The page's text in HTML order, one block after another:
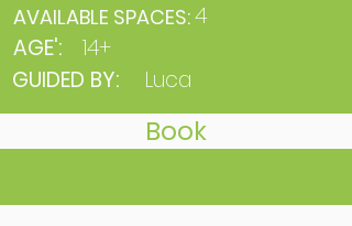
4
AVAILABLE SPACES:
AGE':
14+
GUIDED BY:
Luca
Book